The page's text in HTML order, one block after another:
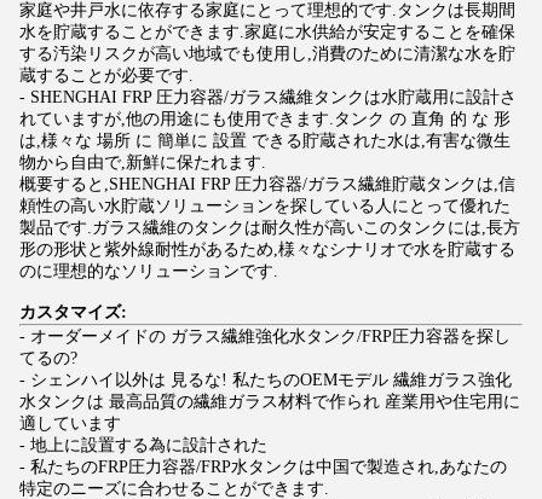
家庭や井戸水に依存する家庭にとって理想的です.タンクは長期間
水を貯蔵することができます.家庭に水供給が安定することを確保
する汚染リスクが高い地域でも使用し,消費のために清潔な水を貯
蔵することが必要です.
- SHENGHAI FRP 圧力容器/ガラス繊維タンクは水貯蔵用に設計さ
れていますが,他の用途にも使用できます.タンク の 直角 的 な 形
は,様々な 場所 に 簡単に 設置 できる貯蔵された水は,有害な微生
物から自由で,新鮮に保たれます.
概要すると,SHENGHAI FRP 圧力容器/ガラス繊維貯蔵タンクは,信
頼性の高い水貯蔵ソリューションを探している人にとって優れた
製品です.ガラス繊維のタンクは耐久性が高いこのタンクには,長方
形の形状と紫外線耐性があるため,様々なシナリオで水を貯蔵する
のに理想的なソリューションです.
カスタマイズ:
- オーダーメイドの ガラス繊維強化水タンク/FRP圧力容器を探し
てるの?
- シェンハイ以外は 見るな! 私たちのOEMモデル 繊維ガラス強化
水タンクは 最高品質の繊維ガラス材料で作られ 産業用や住宅用に
適しています
- 地上に設置する為に設計された
- 私たちのFRP圧力容器/FRP水タンクは中国で製造され,あなたの
特定のニーズに合わせることができます.